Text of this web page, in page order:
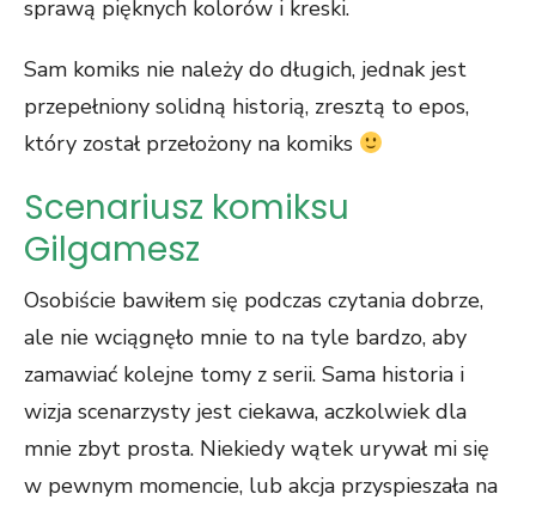
sprawą pięknych kolorów i kreski.
Sam komiks nie należy do długich, jednak jest
przepełniony solidną historią, zresztą to epos,
który został przełożony na komiks
Scenariusz komiksu
Gilgamesz
Osobiście bawiłem się podczas czytania dobrze,
ale nie wciągnęło mnie to na tyle bardzo, aby
zamawiać kolejne tomy z serii. Sama historia i
wizja scenarzysty jest ciekawa, aczkolwiek dla
mnie zbyt prosta. Niekiedy wątek urywał mi się
w pewnym momencie, lub akcja przyspieszała na